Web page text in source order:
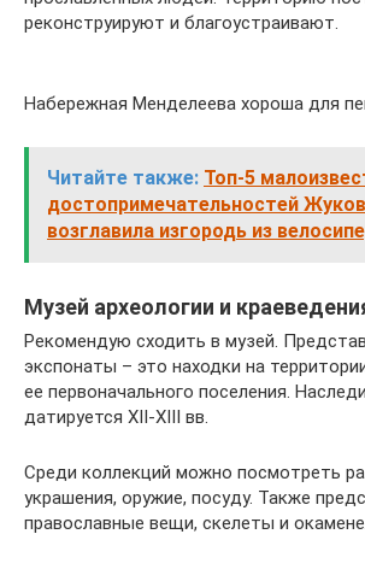
реконструируют и благоустраивают.
Набережная Менделеева хороша для
Читайте также: Топ-5
достопримечательностей
возглавила изгородь из
Музей археологии и
Рекомендую сходить в музей.
экспонаты – это находки на
ее первоначального поселения.
датируется XII-XIII вв.
Среди коллекций можно посмотреть
украшения, оружие, посуду. Также
православные вещи, скелеты и